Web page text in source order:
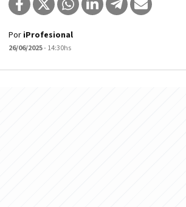
Por iProfesional
26/06/2025- 14:30hs